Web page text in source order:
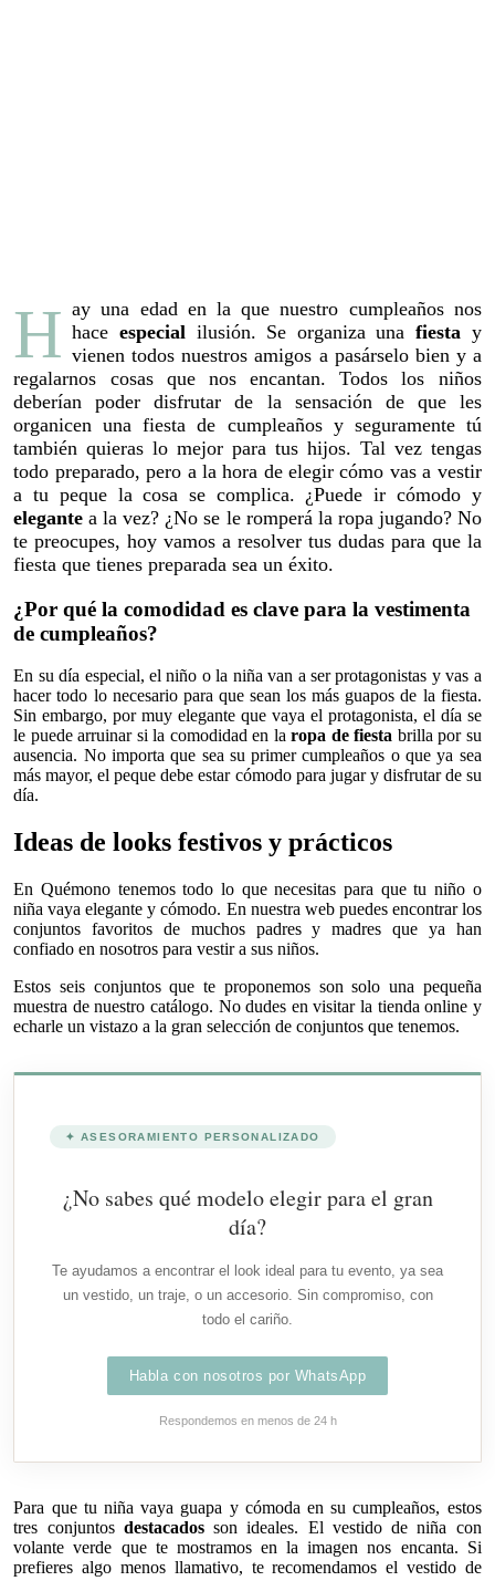
Hay una edad en la que nuestro cumpleaños nos hace especialilusión. Se organiza unafiesta y
vienen todos nuestros amigos a pasárselo bien y a
regalarnos cosas que nos encantan. Todos los niños
deberían poder disfrutar de la sensación de que les
organicen una fiesta de cumpleaños y seguramente tú
también quieras lo mejor para tus hijos. Tal vez tengas
todo preparado, pero a la hora de elegir cómo vas a vestir
a tu peque la cosa se complica. ¿Puede ir cómodo y
elegante a la vez? ¿No se le romperá la ropa jugando? No
te preocupes, hoy vamos a resolver tus dudas para que la
fiesta que tienes preparada sea un éxito.
¿Por qué la comodidad es clave para la vestimenta
de cumpleaños?
En su día especial, el niño o la niña van a ser protagonistas y vas a
hacer todo lo necesario para que sean los más guapos de la fiesta.
Sin embargo, por muy elegante que vaya el protagonista, el día se
le puede arruinar si la comodidad en laropa de fiesta brilla por su
ausencia. No importa que sea su primer cumpleaños o que ya sea
más mayor, el peque debe estar cómodo para jugar y disfrutar de su
día.
Ideas de looks festivos y prácticos
En Quémono tenemos todo lo que necesitas para que tu niño o
niña vaya elegante y cómodo. En nuestra web puedes encontrar los
conjuntos favoritos de muchos padres y madres que ya han
confiado en nosotros para vestir a sus niños.
Estos seis conjuntos que te proponemos son solo una pequeña
muestra de nuestro catálogo. No dudes en visitar la tienda online y
echarle un vistazo a la gran selección de conjuntos que tenemos.
✦ ASESORAMIENTO PERSONALIZADO
¿No sabes qué modelo elegir para el gran
día?
Te ayudamos a encontrar el look ideal para tu evento, ya sea
un vestido, un traje, o un accesorio. Sin compromiso, con
todo el cariño.
Habla con nosotros por WhatsApp
Respondemos en menos de 24 h
Para que tu niña vaya guapa y cómoda en su cumpleaños, estos
tres conjuntos destacadosson ideales. El vestido de niña con
volante verde que te mostramos en la imagen nos encanta. Si
prefieres algo menos llamativo, te recomendamos el vestido de